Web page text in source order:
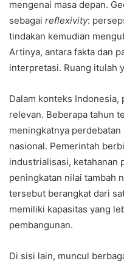
mengenai masa depan.
sebagai reflexivity:
tindakan kemudian
Artinya, antara fakta dan
interpretasi. Ruang itulah
Dalam konteks
relevan. Beberapa tahun
meningkatnya
nasional. Pemerintah
industrialisasi, ketahanan
peningkatan nilai tambah
tersebut berangkat dari
memiliki kapasitas yang
pembangunan.
Di sisi lain, muncul